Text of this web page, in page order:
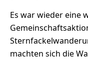
Es war wieder eine
machten sich die